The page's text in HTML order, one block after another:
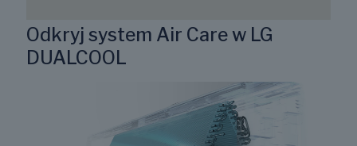
e
l
e
G
a
Odkryj system Air Care w LG
DUALCOOL